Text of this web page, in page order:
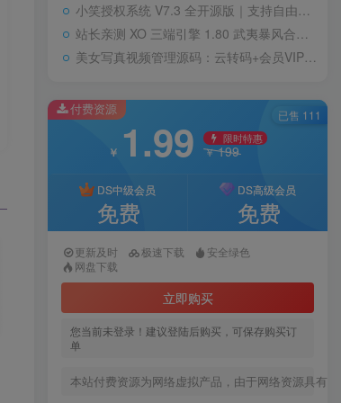
小笑授权系统 V7.3 全开源版｜支持自由二次开发
站长亲测 XO 三端引擎 1.80 武夷暴风合击复古传奇手游服务端 魔神领域盘古圣地降魔天堂
美女写真视频管理源码：云转码+会员VIP系统，一键采集+代理系统全支持
付费资源
￥ 1.99 限时特惠
￥199
DS中级会员
免费
DS高级会员
免费
更新及时 极速下载
安全绿色
网盘下载
立即购买
您当前未登录！建议登陆后购买，可保存购买订
单
本站付费资源为网络虚拟产品，由于网络资源具有
已售 111